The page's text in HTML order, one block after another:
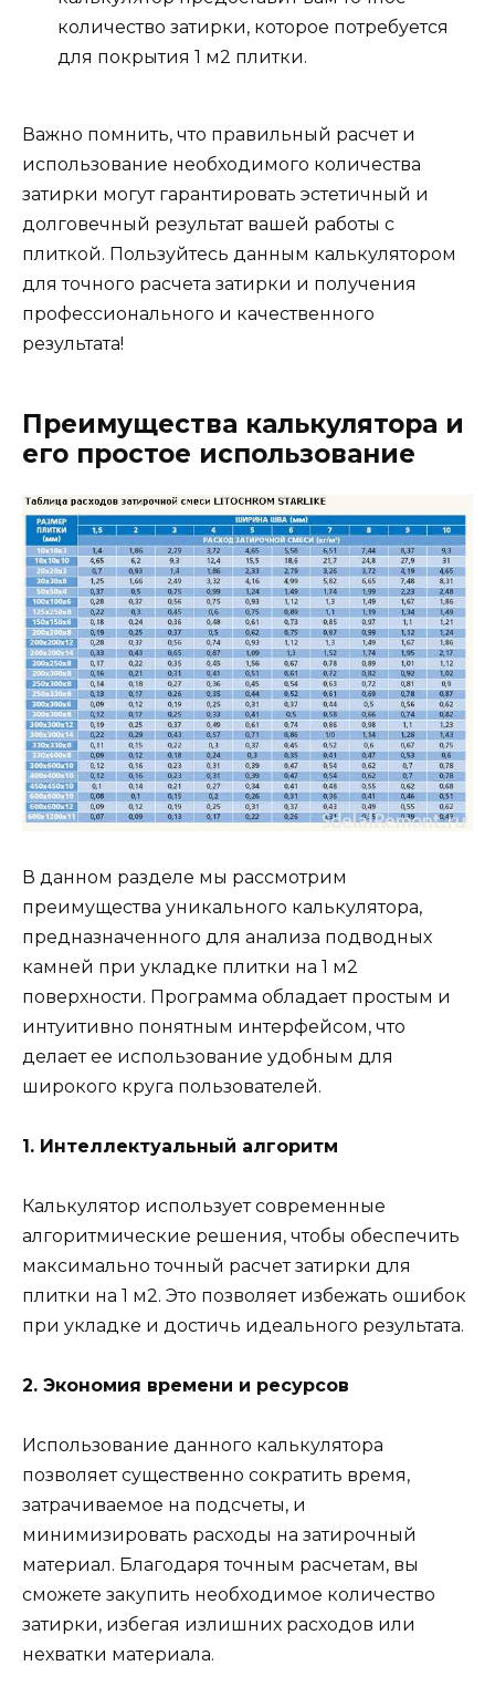
количество затирки, которое потребуется
для покрытия 1 м2 плитки.
Важно помнить, что правильный расчет и
использование необходимого количества
затирки могут гарантировать эстетичный и
долговечный результат вашей работы с
плиткой. Пользуйтесь данным калькулятором
для точного расчета затирки и получения
профессионального и качественного
результата!
Преимущества калькулятора и
его простое использование
В данном разделе мы рассмотрим
преимущества уникального калькулятора,
предназначенного для анализа подводных
камней при укладке плитки на 1 м2
поверхности. Программа обладает простым и
интуитивно понятным интерфейсом, что
делает ее использование удобным для
широкого круга пользователей.
1. Интеллектуальный алгоритм
Калькулятор использует современные
алгоритмические решения, чтобы обеспечить
максимально точный расчет затирки для
плитки на 1 м2. Это позволяет избежать ошибок
при укладке и достичь идеального результата.
2. Экономия времени и ресурсов
Использование данного калькулятора
позволяет существенно сократить время,
затрачиваемое на подсчеты, и
минимизировать расходы на затирочный
материал. Благодаря точным расчетам, вы
сможете закупить необходимое количество
затирки, избегая излишних расходов или
нехватки материала.